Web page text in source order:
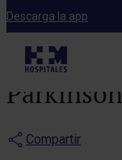
Descarga la app
Noticias
Compartir